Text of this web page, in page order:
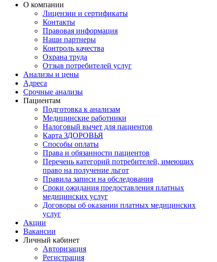
О компании
Лицензии и сертификаты
Контакты
Правовая информация
Наши партнеры
Контроль качества
Охрана труда
Отзыв потребителей услуг
Анализы и цены
Адреса
Срочные анализы
Пациентам
Подготовка к анализам
Медицинские работники
Налоговый вычет для пациентов
Карта ЗДОРОВЬЯ
Способы оплаты
Права и обязанности пациентов
Перечень категорий потребителей, имеющих
право на получение льгот
Правила записи на обследования
Сроки ожидания предоставления платных
медицинских услуг
Договоры об оказании платных медицинских
услуг
Акции
Вакансии
Личный кабинет
Авторизация
Регистрация